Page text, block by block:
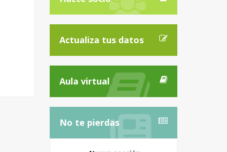
Actualiza tus datos
Aula virtual
No te pierdas